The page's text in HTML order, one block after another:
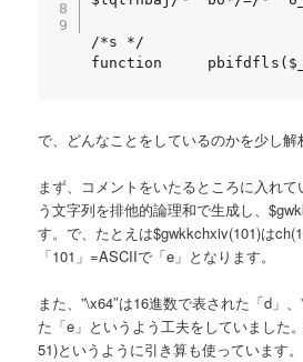
/*s */
function
で、どんなことをしているのかを少し解
まず、コメントをいたるところに入れ
う文字列を排他的論理和で生成し、
す。で、たとえは$gwkkchxiv(101)は
「101」=ASCIIで「e」となります。
また、”\x64″は16進数で表された「d」
た「e」というよう工夫をしていました
51)というように引き算も使っています。